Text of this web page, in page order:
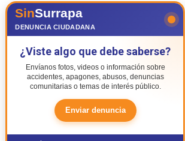
SinSurrapa
DENUNCIA CIUDADANA
¿Viste algo que debe saberse?
Envíanos fotos, videos o información sobre
accidentes, apagones, abusos, denuncias
comunitarias o temas de interés público.
Enviar denuncia